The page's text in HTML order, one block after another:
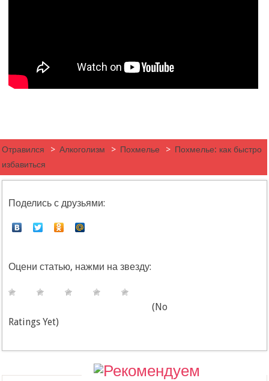
Отравился > Алкоголизм > Похмелье > Похмелье: как быстро
избавиться
Поделись с друзьями:
Оцени статью, нажми на звезду:
(No
Ratings Yet)